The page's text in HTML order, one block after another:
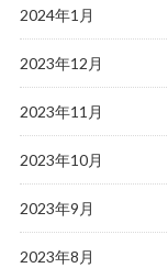
2024年1月
2023年12月
2023年11月
2023年10月
2023年9月
2023年8月